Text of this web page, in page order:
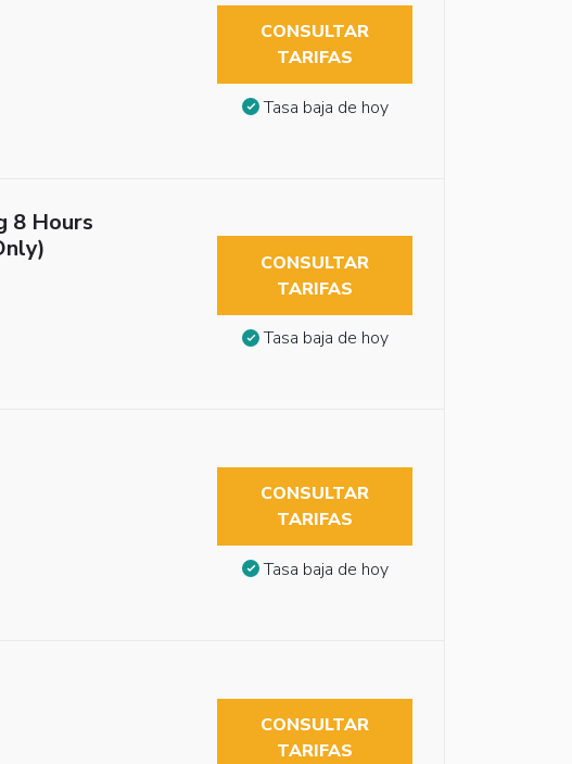
CONSULTAR
TARIFAS
Tasa baja de hoy
8 Hours
CONSULTAR
TARIFAS
Tasa baja de hoy
CONSULTAR
TARIFAS
Tasa baja de hoy
CONSULTAR
TARIFAS